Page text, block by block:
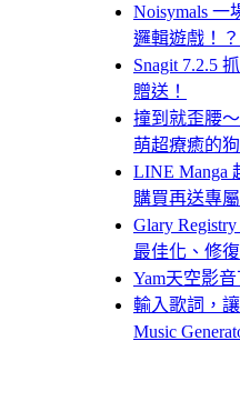
Noisymals 一
邏輯遊戲！？
Snagit 7.2.5
贈送！
撞到就歪腰
萌超療癒的
LINE Manga
購買再送專
Glary
最佳化、修
Yam天空影
輸入歌詞，
Music